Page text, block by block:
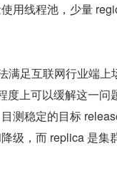
用线程池，少量
满足互联网行业端上
度上可以缓解这一
测稳定的目标
级，而 replica 是集